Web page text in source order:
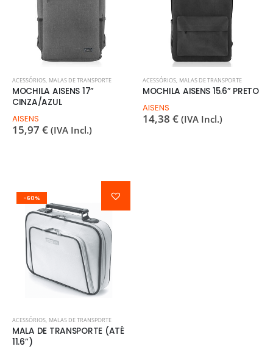
ACESSÓRIOS, MALAS DE TRANSPORTE
MOCHILA AISENS 17”
CINZA/AZUL
AISENS
15,97 € (IVA Incl.)
ACESSÓRIOS, MALAS DE TRANSPORTE
MOCHILA AISENS 15.6” PRETO
AISENS
14,38 € (IVA Incl.)
-60%
ACESSÓRIOS MALAS DE TRANSPORTE
MALA DE TRANSPORTE (ATÉ
11.6”)